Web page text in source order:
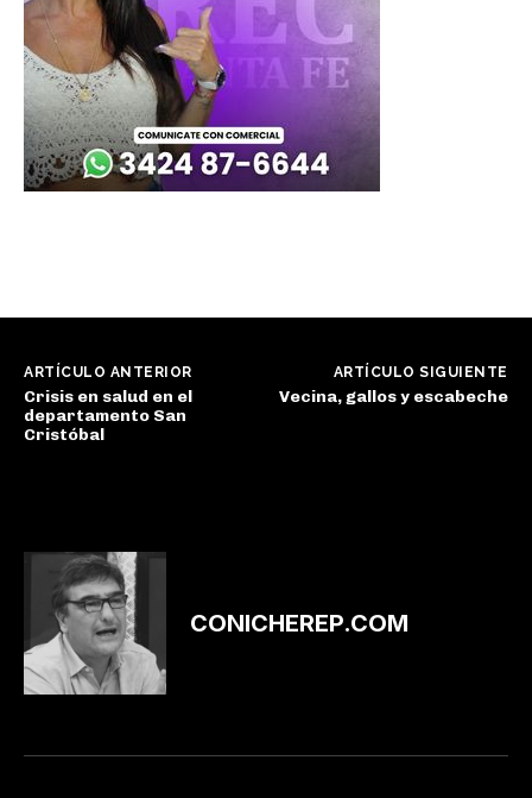
ARTÍCULO ANTERIOR
Crisis en salud en el
departamento San
Cristóbal
ARTÍCULO SIGUIENTE
Vecina, gallos y escabeche
CONICHEREP.COM